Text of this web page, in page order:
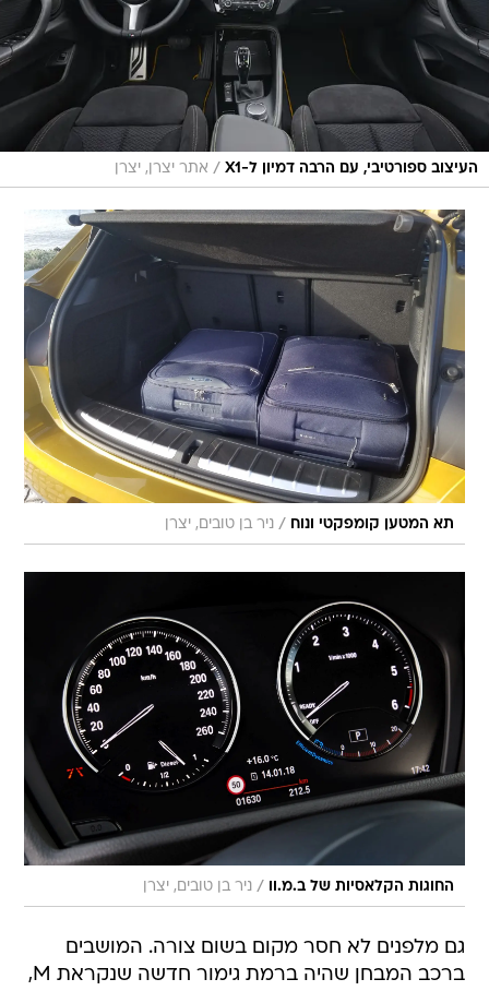
העיצוב ספורטיבי, עם הרבה דמיון ל-X1 / אתר יצרן, יצרן
תא המטען קומפקטי ונוח / ניר בן טובים, יצרן
החוגות הקלאסיות של ב.מ.וו / ניר בן טובים, יצרן
גם מלפנים לא חסר מקום בשום צורה. המושבים
ברכב המבחן שהיה ברמת גימור חדשה שנקראת M,